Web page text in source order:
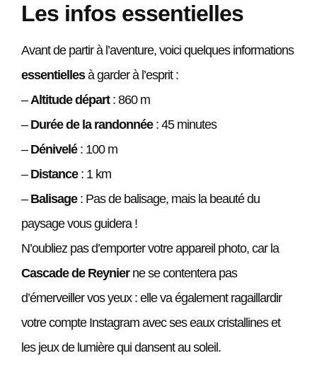
Les infos essentielles
Avant de partir à l’aventure, voici quelques informations
essentiellesà garder à l’esprit :
–Altitude départ: 860 m
– Durée de la randonnée: 45 minutes
– Dénivelé: 100 m
– Distance: 1 km
– Balisage: Pas de balisage, mais la beauté du
paysage vous guidera !
N’oubliez pas d’emporter votre appareil photo, car la
Cascade de Reynierne se contentera pas
d’émerveiller vos yeux : elle va également ragaillardir
votre compte Instagram avec ses eaux cristallines et
les jeux de lumière qui dansent au soleil.